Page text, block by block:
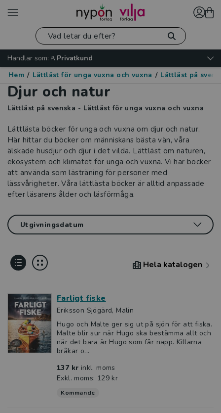
Handlar som:
Privatkund
Hem / Lättläst för unga vuxna och vuxna / Lättläst på
Djur och natur
Lättläst på svenska - Lättläst för unga vuxna och vuxna
Lättlästa böcker för unga och vuxna om djur och natur.
Här hittar du böcker om människans bästa vän, våra
älskade husdjur och djur i det vilda. Lättläst om naturen,
ekosystem och klimatet för unga och vuxna. Vi har böcker
att använda som lästräning för personer med
lässvårigheter. Våra lättlästa böcker är alltid anpassade
efter läsarens ålder och läsförmåga.
Hela katalogen
Farligt fiske
Eriksson Sjögärd, Malin
Hugo och Malte ger sig ut på sjön för att fiska.
Malte blir sur när Hugo ska bestämma allt och
när det bara är Hugo som får napp. Killarna
bråkar o...
137 kr inkl. moms
Exkl. moms: 129 kr
Kommande